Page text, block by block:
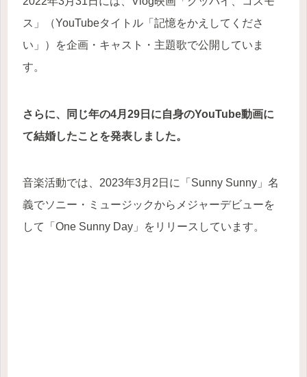
ス」（YouTubeタイトル「記憶をかえしてくださ
い」）を企画・キャスト・主題歌で公開していま
す。
さらに、同じ年の4月29日に自身のYouTube動画に
て結婚したことを発表しました。
音楽活動では、2023年3月2日に「Sunny Sunny」名
義でソニー・ミュージックからメジャーデビューを
して「One Sunny Day」をリリースしています。